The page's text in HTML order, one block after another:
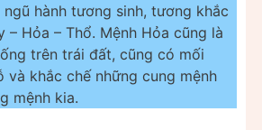
hành tương sinh, tương khắc
– Hỏa – Thổ. Mệnh Hỏa cũng là
trên trái đất, cũng có mối
và khắc chế những cung mệnh
mệnh kia.